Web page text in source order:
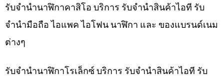
รับจำนำนาฬิกาคาสิโอ บริการ รับจำนำสินค้าไอที รับ
จำนำมือถือ ไอแพค ไอโฟน นาฬิกา และ ของแบรนด์เนม
ต่างๆ
รับจำนำนาฬิกาโรเล็กซ์ บริการ รับจำนำสินค้าไอที รับ